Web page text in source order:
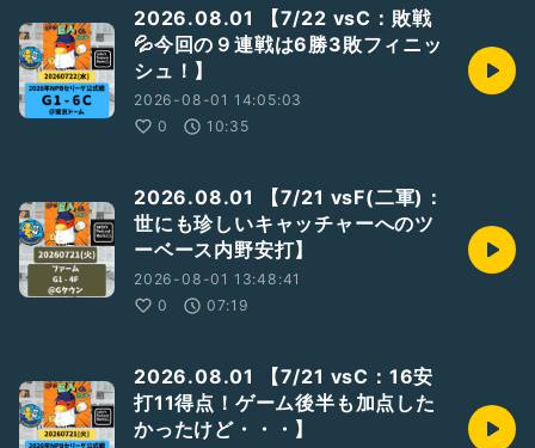
2026.08.01 【7/22 vsC：敗戦
💦今回の９連戦は6勝3敗フィニッ
シュ！】
2026-08-01 14:05:03
0
10:35
2026.08.01 【7/21 vsF(二軍)：
世にも珍しいキャッチャーへのツ
ーベース内野安打】
2026-08-01 13:48:41
0
07:19
2026.08.01 【7/21 vsC：16安
打11得点！ゲーム後半も加点した
かったけど・・・】